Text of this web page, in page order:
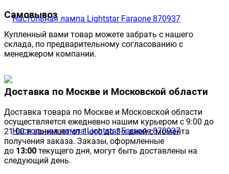
Самовывоз
Купленный вами товар можете забрать с нашего
склада, по предварительному согласованию с
менеджером компании.
Доставка по Москве и Московской области
Доставка товара по Москве и Московской области
осуществляется ежедневно нашим курьером с 9:00 до
21:00 и занимает от 1-ого до 3-х дней с момента
получения заказа. Заказы, оформленные
до 13:00 текущего дня, могут быть доставлены на
следующий день.